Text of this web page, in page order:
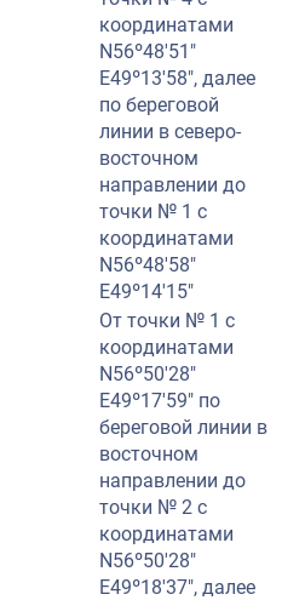
координатами
N56º48′51″
E49º13′58″, далее
по береговой
линии в северо-
восточном
направлении до
точки № 1 с
координатами
N56º48′58″
E49º14′15″
От точки № 1 с
координатами
N56º50′28″
E49º17′59″ по
береговой линии в
восточном
направлении до
точки № 2 с
координатами
N56º50′28″
E49º18′37″, далее